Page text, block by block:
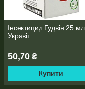
Інсектицид Гудвін 25 мл
Укравіт
50,70 ₴
Купити